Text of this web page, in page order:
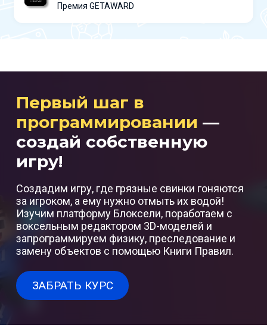
Премия GETAWARD
Первый шаг в
программировании —
создай собственную
игру!
Создадим игру, где грязные свинки гоняются
за игроком, а ему нужно отмыть их водой!
Изучим платформу Блоксели, поработаем с
воксельным редактором 3D-моделей и
запрограммируем физику, преследование и
замену объектов с помощью Книги Правил.
ЗАБРАТЬ КУРС